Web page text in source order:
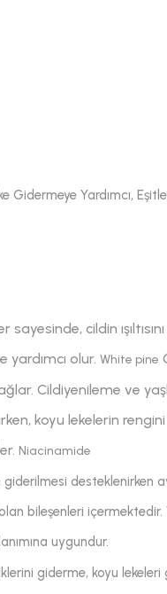
Gidermeye Yardımcı,
sayesinde, cildin
olur. White pine
Cildiyenileme ve
koyu lekelerin
Niacinamide
desteklenirken
bileşenleri
uygundur.
giderme, koyu